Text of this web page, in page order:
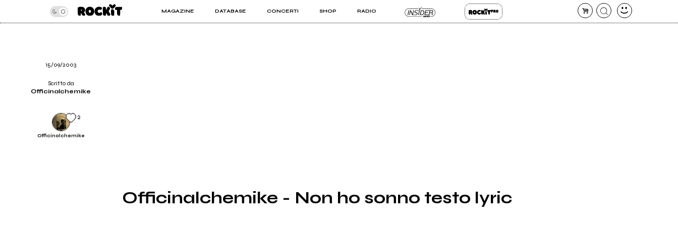
MAGAZINE DATABASE CONCERTI SHOP RADIO
INSIDER ROCKIT PRO
Officinalchemike - Non ho sonno testo lyric
15/09/2003
Scritto da
Officinalchemike
Officinalchemike
2